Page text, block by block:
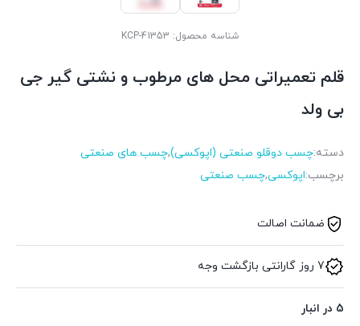
شناسه محصول: KCP-41353
قلم تعمیراتی محل های مرطوب و نشتی گیر جی
بی ولد
دسته:چسب دوقلو صنعتی (اپوکسی),چسب های صنعتی
برچسب:اپوکسی,چسب صنعتی
ضمانت اصالت
7 روز گارانتی بازگشت وجه
5 در انبار